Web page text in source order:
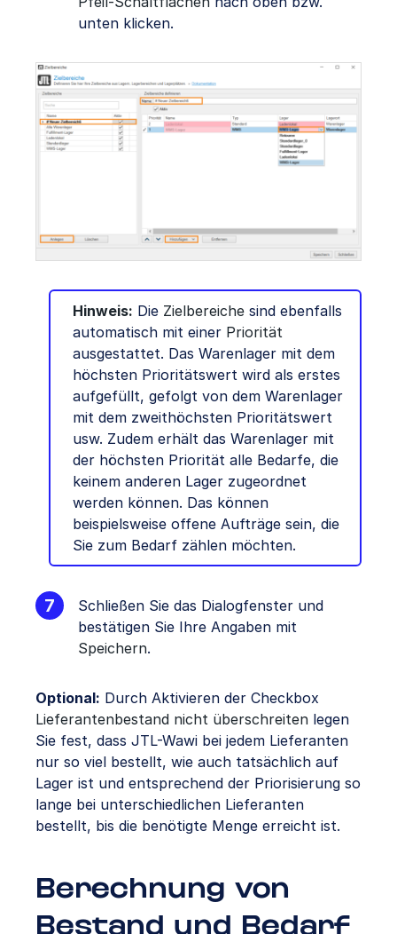
unten klicken.
Hinweis: Die Zielbereiche sind ebenfalls
automatisch mit einer Priorität
ausgestattet. Das Warenlager mit dem
höchsten Prioritätswert wird als erstes
aufgefüllt, gefolgt von dem Warenlager
mit dem zweithöchsten Prioritätswert
usw. Zudem erhält das Warenlager mit
der höchsten Priorität alle Bedarfe, die
keinem anderen Lager zugeordnet
werden können. Das können
beispielsweise offene Aufträge sein, die
Sie zum Bedarf zählen möchten.
Schließen Sie das Dialogfenster und
bestätigen Sie Ihre Angaben mit
Speichern.
Optional: Durch Aktivieren der Checkbox
Lieferantenbestand nicht überschreiten legen
Sie fest, dass JTL-Wawi bei jedem Lieferanten
nur so viel bestellt, wie auch tatsächlich auf
Lager ist und entsprechend der Priorisierung so
lange bei unterschiedlichen Lieferanten
bestellt, bis die benötigte Menge erreicht ist.
Berechnung von
Bestand und Bedarf